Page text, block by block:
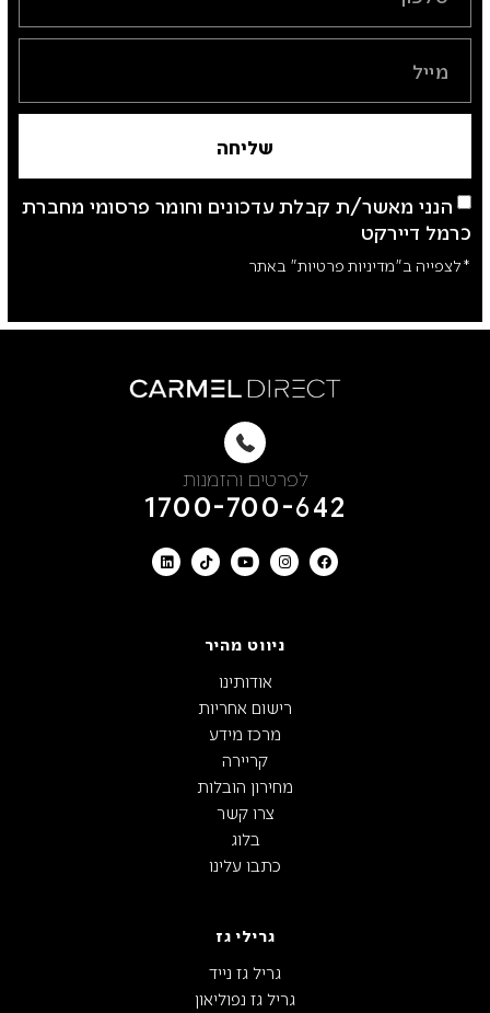
הנני מאשר/ת קבלת עדכונים וחומר פרסומי מחברת
כרמל דיירקט
*לצפייה ב"מדיניות פרטיות" באתר
שליחה
לפרטים והזמנות
1700-700-642
ניווט מהיר
אודותינו
רישום אחריות
מרכז מידע
קריירה
מחירון הובלות
צרו קשר
בלוג
כתבו עלינו
גרילי גז
גריל גז נייד
גריל גז נפוליאון